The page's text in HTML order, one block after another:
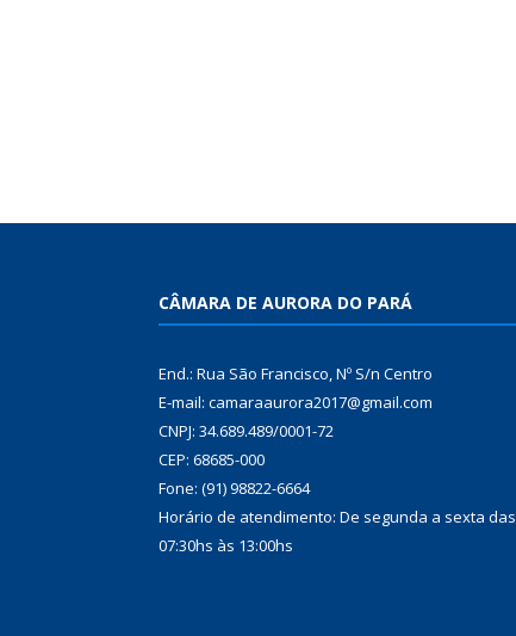
CÂMARA DE AURORA DO PARÁ
End.: Rua São Francisco, Nº S/n Centro
E-mail: camaraaurora2017@gmail.com
CNPJ: 34.689.489/0001-72
CEP: 68685-000
Fone: (91) 98822-6664
Horário de atendimento: De segunda a sexta das
07:30hs às 13:00hs